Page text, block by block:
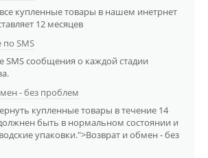
купленные товары в нашем инетрнет
12 месяцев
SMS
SMS сообщения о каждой стадии
- без проблем
купленные товары в течение 14
быть в нормальном состоянии и
упаковки.">Возврат и обмен - без